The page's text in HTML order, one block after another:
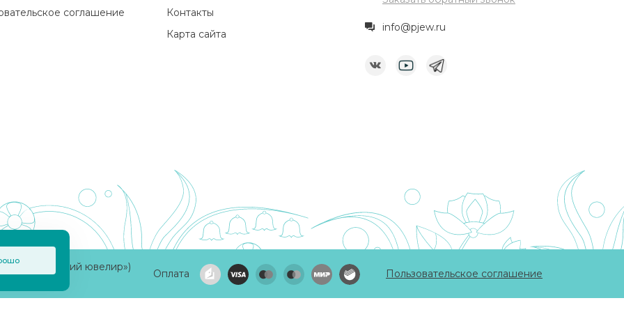
соглашение
Контакты
Карта сайта
info@pjew.ru
ювелир»)
Оплата Пользовательское соглашение